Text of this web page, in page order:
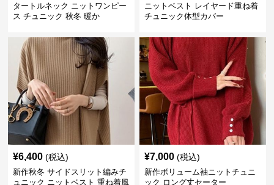
タートルネック ニットワンピー
ス チュニック 秋冬 暖か
ニットベスト レイヤード重ね着
チュニック体型カバー
¥6,400 (税込)
新作秋冬 サイドスリット編みチ
ュニック ニットベスト 重ね着風
¥7,000 (税込)
新作ボリューム袖ニットチュニ
ック ロング丈セーター